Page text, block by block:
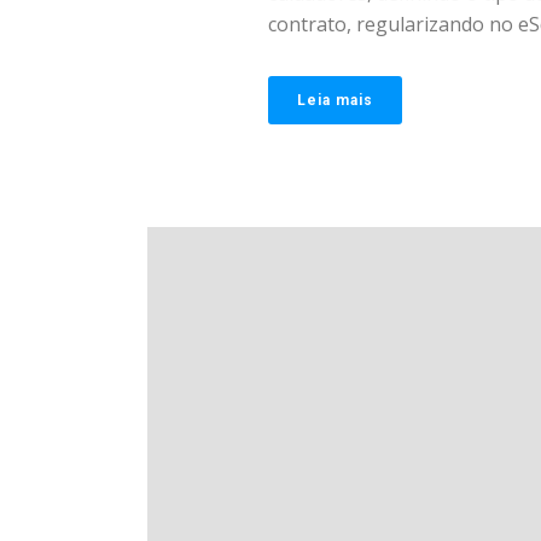
contrato, regularizando no
Leia mais